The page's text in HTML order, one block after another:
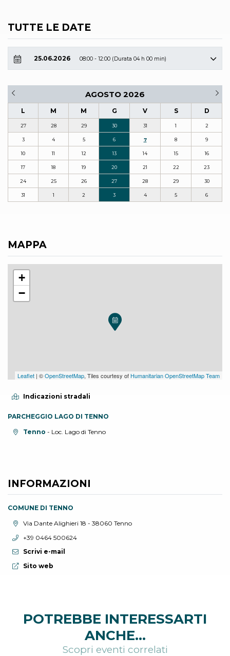
TUTTE LE DATE
25.06.2026 08:00 - 12:00 (Durata 04 h 00 min)
AGOSTO 2026
L M M G V S D
27 28 29 30 31 1 2
3 4 5 6 7 8 9
10 11 12 13 14 15 16
17 18 19 20 21 22 23
24 25 26 27 28 29 30
31 1 2 3 4 5 6
MAPPA
+
−
Leaflet | ©OpenStreetMap, Tiles courtesy of Humanitarian OpenStreetMap Team
Indicazioni stradali
PARCHEGGIO LAGO DI TENNO
Località:Tenno - Loc. Lago di Tenno
INFORMAZIONI
COMUNE DI TENNO
Località:Via Dante Alighieri 18 - 38060 Tenno
Telefono:
+39 0464 500624
Scrivi e-mail
Sito web:
Sito web
POTREBBE INTERESSARTI
ANCHE...
Scopri eventi correlati